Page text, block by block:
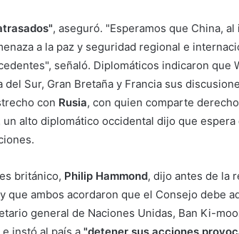
, aseguró. "Esperamos que China,
a la paz y seguridad regional e
señaló. Diplomáticos indicaron que
del Sur, Gran Bretaña y Francia sus
con Rusia, con quien comparte
alto diplomático occidental dijo que
británico, Philip Hammond, dijo antes de la
que ambos acordaron que el Consejo debe
general de Naciones Unidas, Ban Ki-